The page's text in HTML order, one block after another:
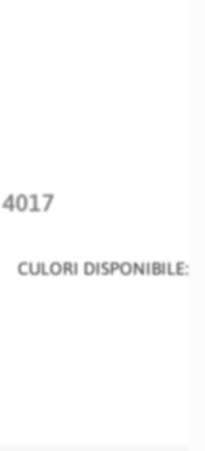
CULORI DISPONIBILE: